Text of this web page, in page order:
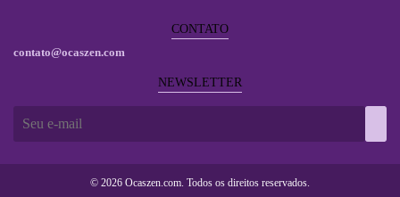
CONTATO
contato@ocaszen.com
NEWSLETTER
© 2026 Ocaszen.com. Todos os direitos reservados.